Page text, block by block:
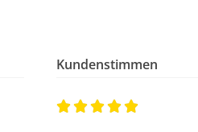
Kundenstimmen
